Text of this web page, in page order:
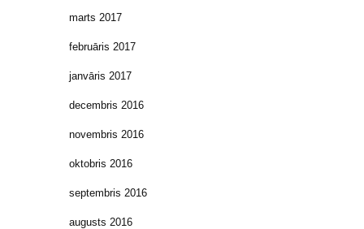
marts 2017
februāris 2017
janvāris 2017
decembris 2016
novembris 2016
oktobris 2016
septembris 2016
augusts 2016